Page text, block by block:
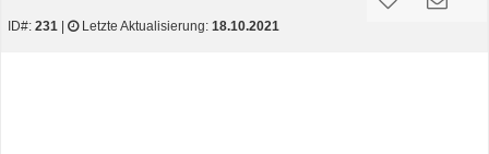
ID#: 231 Letzte Aktualisierung: 18.10.2021